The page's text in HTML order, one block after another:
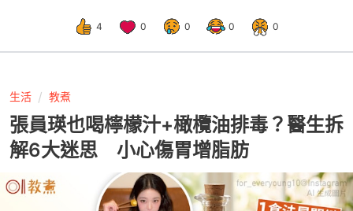
4 0 0 0 0
生活 教煮
張員瑛也喝檸檬汁+橄欖油排毒？醫生拆
解6大迷思 小心傷胃增脂肪